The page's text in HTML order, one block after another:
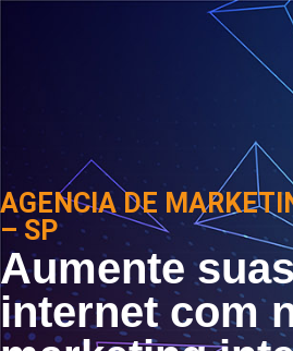
AGENCIA DE
– SP
Aumente
internet com